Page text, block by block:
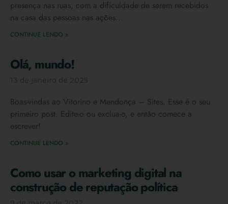
presença nas ruas, com a dificuldade de serem recebidos
na casa das pessoas nas ações…
CONTINUE LENDO »
Olá, mundo!
Boas-vindas ao Vitorino e Mendonça – Sites. Esse é o seu
primeiro post. Edite-o ou exclua-o, e então comece a
escrever!
CONTINUE LENDO »
Como usar o marketing digital na
construção de reputação política